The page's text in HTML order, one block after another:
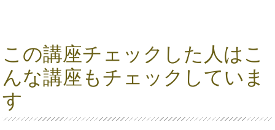
この講座チェックした人はこ
んな講座もチェックしていま
す